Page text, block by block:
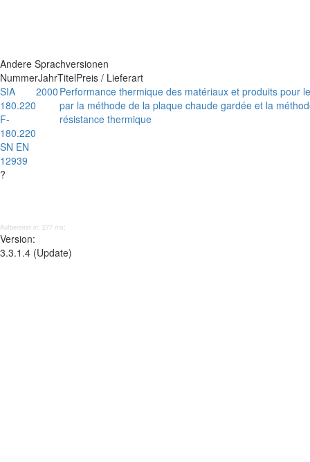
Andere Sprachversionen
NummerJahrTitelPreis / Lieferart
SIA
180.220
F-
180.220
SN EN
12939
?
2000 Performance thermique des matériaux et produits pour
par la méthode de la plaque chaude gardée et la
résistance thermique
Aufbereitet in: 277 ms;
Version:
3.3.1.4 (Update)